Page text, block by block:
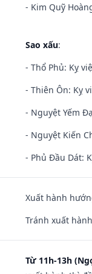
- Kim Quỹ
Sao xấu:
- Thổ Phủ: Kỵ
- Thiên Ôn: Kỵ
- Nguyệt Yếm
- Nguyệt Kiến
- Phủ Đầu Dát:
Xuất hành
Tránh xuất
Từ 11h-13h